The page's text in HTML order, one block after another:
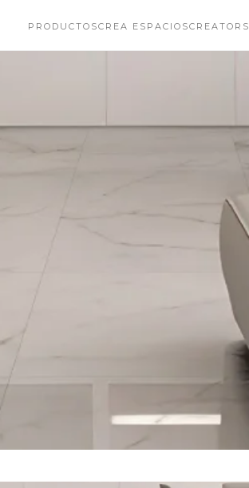
PRODUCTOSCREA ESPACIOSCREATORS